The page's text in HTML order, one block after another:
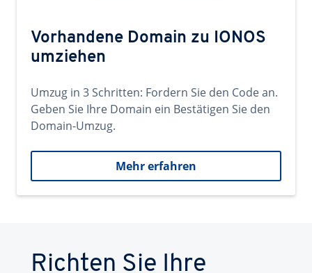
Vorhandene Domain zu IONOS
umziehen
Umzug in 3 Schritten: Fordern Sie den Code an.
Geben Sie Ihre Domain ein Bestätigen Sie den
Domain-Umzug.
Mehr erfahren
Richten Sie Ihre